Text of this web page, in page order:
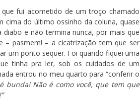
fui acometido de um troço chamado
cima do último ossinho da coluna, quase
e não termina nunca, por mais que
– pasmem! – a cicatrização tem que ser
um ponto sequer. Foi quando fiquei uma
tinha pra ler, sob os cuidados de um
entrou no meu quarto para “conferir o
bunda! Não é como você, que tem que